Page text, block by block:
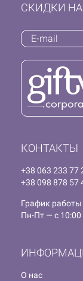
КОНТАКТЫ
+38 063 233 77
+38 098 878 57
График работы
Пн-Пт — с 10:00
О нас
СКИДКИ